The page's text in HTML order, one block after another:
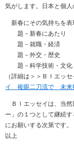
気がします。日本と個人
新春にその気持ちを表
題－新春にあた
題－就職・経済
題－外交・歴史
題－科学技術・文
（詳細は＞＞ＢＩエッ
イ 複眼二刀流で 未来
ＢＩエッセイは、当然
ー」の１つとして継続
にお願いする次第です。
以上